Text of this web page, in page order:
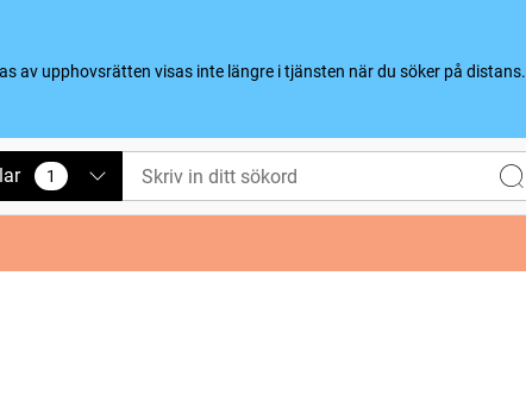
av upphovsrätten visas inte längre i tjänsten när du söker på distans.
1
vald